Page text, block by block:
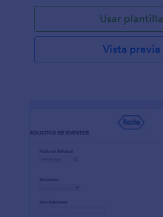
Usar plantilla
Vista previa